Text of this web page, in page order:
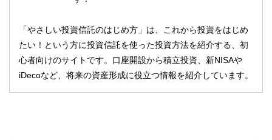
「やさしい投資信託のはじめ方」は、これから投資をはじめ
たい！という方に投資信託を使った投資方法を紹介する、初
心者向けのサイトです。口座開設から積立投資、新NISAや
iDecoなど、将来の資産形成に役立つ情報を紹介しています。